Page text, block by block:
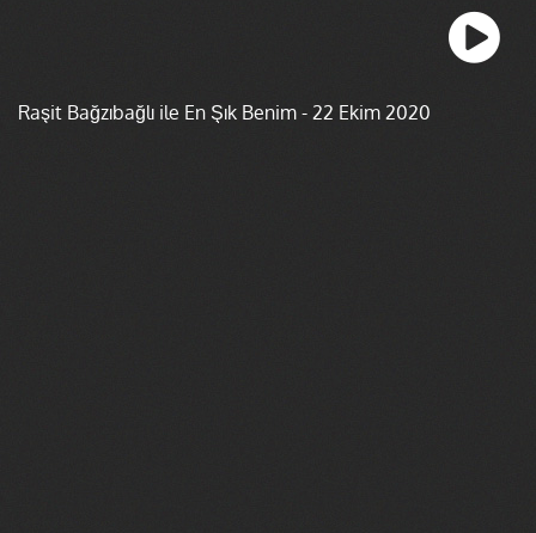
Raşit Bağzıbağlı ile En Şık Benim - 22 Ekim 2020